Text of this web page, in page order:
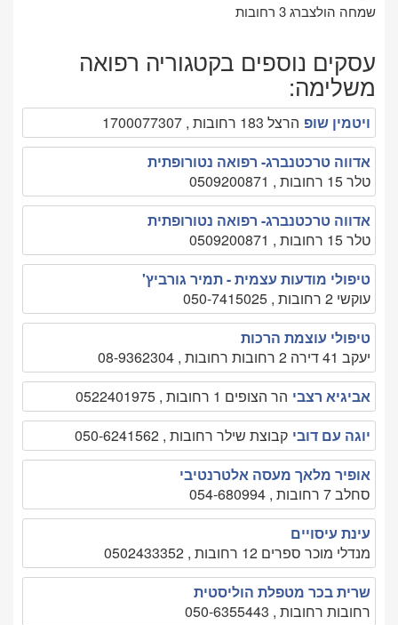
שמחה הולצברג 3 רחובות
עסקים נוספים בקטגוריה רפואה
משלימה:
ויטמין שופ הרצל 183 רחובות , 1700077307
אדווה טרכטנברג- רפואה נטורופתית
טלר 15 רחובות , 0509200871
אדווה טרכטנברג- רפואה נטורופתית
טלר 15 רחובות , 0509200871
טיפולי מודעות עצמית - תמיר גורביץ'
עוקשי 2 רחובות , 050-7415025
טיפולי עוצמת הרכות
יעקב 41 דירה 2 רחובות רחובות , 08-9362304
אביגיא רצבי הר הצופים 1 רחובות , 0522401975
יוגה עם דובי קבוצת שילר רחובות , 050-6241562
אופיר מלאך מעסה אלטרנטיבי
סחלב 7 רחובות , 054-680994
עינת עיסויים
מנדלי מוכר ספרים 12 רחובות , 0502433352
שרית בכר מטפלת הוליסטית
רחובות רחובות , 050-6355443